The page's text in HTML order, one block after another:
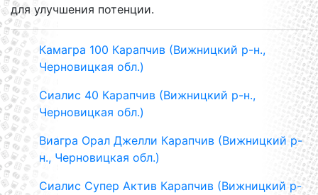
для улучшения потенции.
Камагра 100 Карапчив (Вижницкий р-н.,
Черновицкая обл.)
Сиалис 40 Карапчив (Вижницкий р-н.,
Черновицкая обл.)
Виагра Орал Джелли Карапчив (Вижницкий р-
н., Черновицкая обл.)
Сиалис Супер Актив Карапчив (Вижницкий р-